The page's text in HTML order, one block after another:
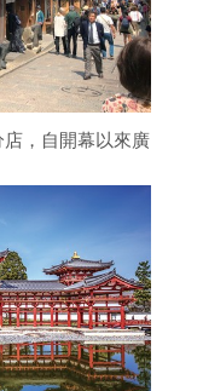
，自開幕以來廣